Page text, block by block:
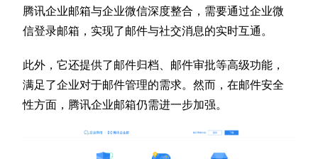
腾讯企业邮箱与企业微信深度整合，需要通过企业微
信登录邮箱，实现了邮件与社交消息的实时互通。
此外，它还提供了邮件归档、邮件审批等高级功能，
满足了企业对于邮件管理的需求。然而，在邮件安全
性方面，腾讯企业邮箱仍需进一步加强。